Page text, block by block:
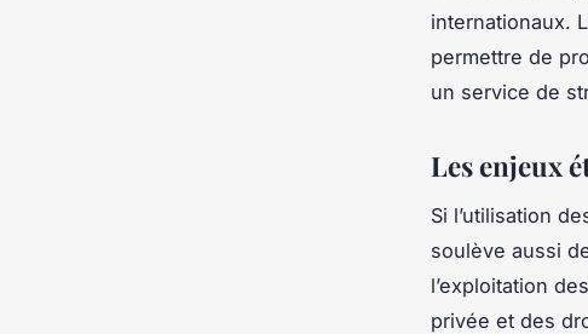
internationaux.
permettre de
un service de
Les enjeux
Si l’utilisation
soulève aussi
l’exploitation
privée et des